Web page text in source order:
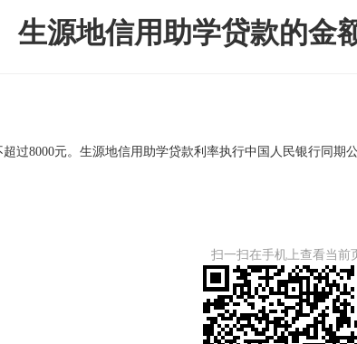
生源地信用助学贷款的金
过8000元。生源地信用助学贷款利率执行中国人民银行同
扫一扫在手机上查看当前